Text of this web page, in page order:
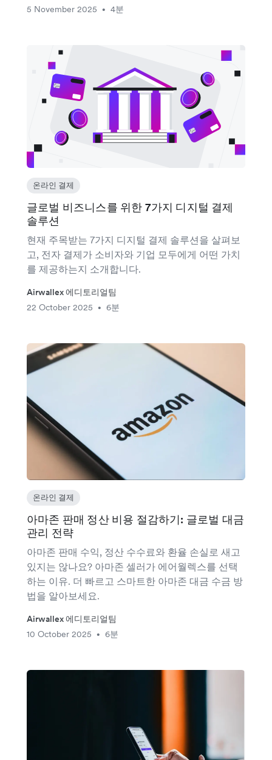
5 November 2025
• 4분
온라인 결제
글로벌 비즈니스를 위한 7가지 디지털 결제
솔루션
현재 주목받는 7가지 디지털 결제 솔루션을 살펴보
고, 전자 결제가 소비자와 기업 모두에게 어떤 가치
를 제공하는지 소개합니다.
Airwallex 에디토리얼팀
22 October 2025
• 6분
온라인 결제
아마존 판매 정산 비용 절감하기: 글로벌 대금
관리 전략
아마존 판매 수익, 정산 수수료와 환율 손실로 새고
있지는 않나요? 아마존 셀러가 에어월렉스를 선택
하는 이유. 더 빠르고 스마트한 아마존 대금 수금 방
법을 알아보세요.
Airwallex 에디토리얼팀
10 October 2025
• 6분